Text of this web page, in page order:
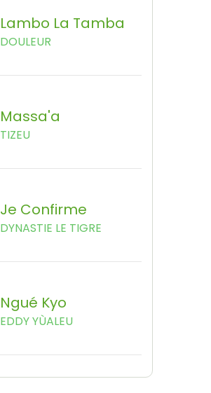
Lambo La Tamba
DOULEUR
Massa'a
TIZEU
Je Confirme
DYNASTIE LE TIGRE
Ngué Kyo
EDDY YÙALEU